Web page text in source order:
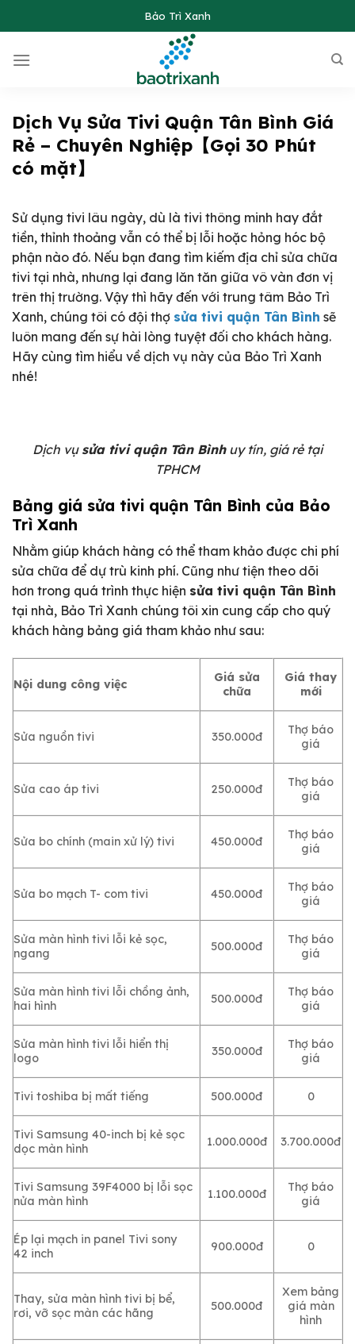
to
Bảo Trì Xanh
Dịch Vụ Sửa Tivi Quận Tân Bình Giá
Rẻ – Chuyên Nghiệp【Gọi 30 Phút
có mặt】
Sử dụng tivi lâu ngày, dù là tivi thông minh hay đắt
tiền, thỉnh thoảng vẫn có thể bị lỗi hoặc hỏng hóc bộ
phận nào đó. Nếu bạn đang tìm kiếm địa chỉ sửa chữa
tivi tại nhà, nhưng lại đang lăn tăn giữa vô vàn đơn vị
trên thị trường. Vậy thì hãy đến với trung tâm Bảo Trì
Xanh, chúng tôi có đội thợ sửa tivi quận Tân Bình sẽ
luôn mang đến sự hài lòng tuyệt đối cho khách hàng.
Hãy cùng tìm hiểu về dịch vụ này của Bảo Trì Xanh
nhé!
Dịch vụsửa tivi quận Tân Bìnhuy tín, giá rẻ tại
TPHCM
Bảng giá sửa tivi quận Tân Bình của Bảo
Trì Xanh
Nhằm giúp khách hàng có thể tham khảo được chi phí
sửa chữa để dự trù kinh phí. Cũng như tiện theo dõi
hơn trong quá trình thực hiện sửa tivi quận Tân Bình
tại nhà, Bảo Trì Xanh chúng tôi xin cung cấp cho quý
khách hàng bảng giá tham khảo như sau:
Nội dung công việc
Giá sửa
chữa
Giá thay
mới
Sửa nguồn tivi 350.000đ
Thợ báo
giá
Sửa cao áp tivi 250.000đ
Thợ báo
giá
Sửa bo chính (main xử lý) tivi 450.000đ
Thợ báo
giá
Sửa bo mạch T- com tivi 450.000đ
Thợ báo
giá
Sửa màn hình tivi lỗi kẻ sọc,
ngang
500.000đ
Thợ báo
giá
Sửa màn hình tivi lỗi chồng ảnh,
hai hình
500.000đ
Thợ báo
giá
Sửa màn hình tivi lỗi hiển thị
logo
350.000đ
Thợ báo
giá
Tivi toshiba bị mất tiếng 500.000đ 0
Tivi Samsung 40-inch bị kẻ sọc
dọc màn hình
1.000.000đ 3.700.000đ
Tivi Samsung 39F4000 bị lỗi sọc
nửa màn hình
1.100.000đ
Thợ báo
giá
Ép lại mạch in panel Tivi sony
42 inch
900.000đ 0
Thay, sửa màn hình tivi bị bể,
rơi, vỡ sọc màn các hãng
500.000đ
Xem bảng
giá màn
hình